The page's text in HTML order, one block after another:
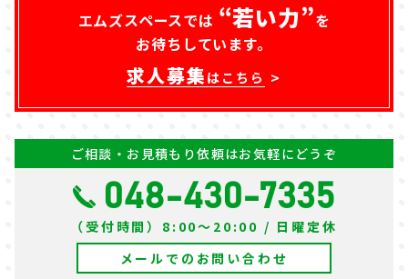
エムズスペースでは “若い力”を
お待ちしています。
求人募集 はこちら
ご相談・お見積もり依頼はお気軽にどうぞ
048-430-7335
（受付時間）8:00～20:00 / 日曜定休
メールでのお問い合わせ